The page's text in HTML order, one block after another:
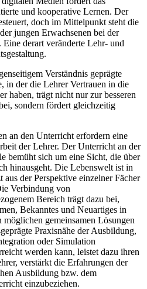
und kooperative Lernen. Der
doch im Mittelpunkt steht die
jungen Erwachsenen bei der
Eine derart veränderte Lehr- und
Verständnis geprägte
in der die Lehrer Vertrauen in die
haben, trägt nicht nur zur besseren
sondern fördert gleichzeitig
an den Unterricht erfordern eine
der Lehrer. Der Unterricht an der
bemüht sich um eine Sicht, die über
hinausgeht. Die Lebenswelt ist in
der Perspektive einzelner Fächer
Verbindung von
Bereich trägt dazu bei,
Bekanntes und Neuartiges in
gemeinsamen Lösungen
Praxisnähe der Ausbildung,
oder Simulation
werden kann, leistet dazu ihren
verstärkt die Erfahrungen der
Ausbildung bzw. dem
einzubeziehen.